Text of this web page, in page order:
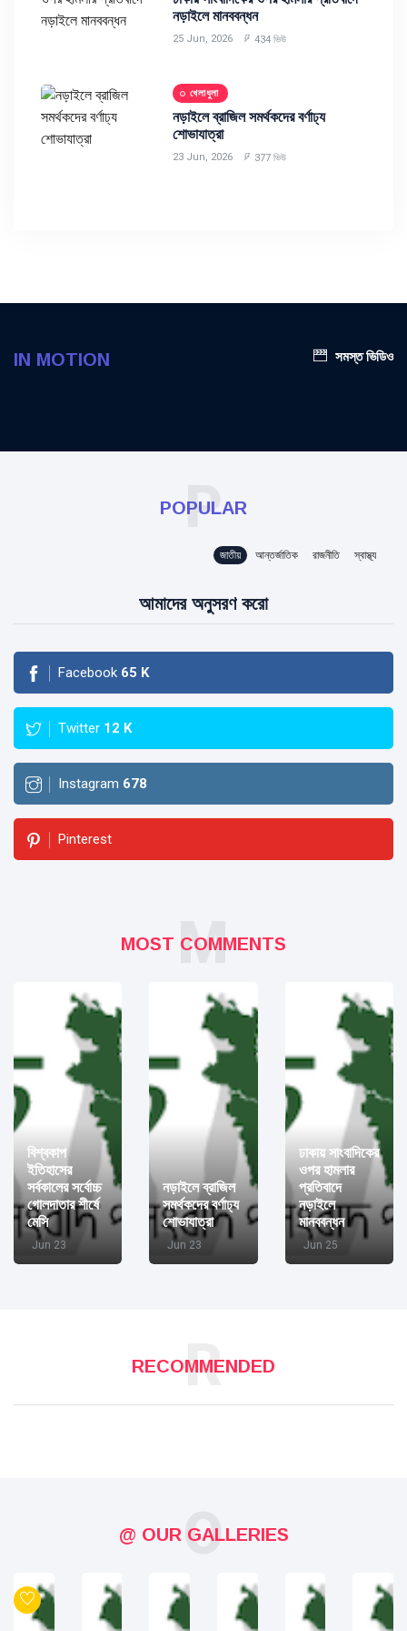
নড়াইলে মানববন্ধন
25 Jun, 2026 434 ভিউ
খেলাধুলা
নড়াইলে ব্রাজিল সমর্থকদের বর্ণাঢ্য
শোভাযাত্রা
23 Jun, 2026 377 ভিউ
IN MOTION সমস্ত ভিডিও
POPULAR
P
জাতীয় আন্তর্জাতিক রাজনীতি স্বাস্থ্য
আমাদের অনুসরণ করো
Facebook 65 K
Twitter 12 K
Instagram 678
Pinterest
MOST COMMENTS
M
বিশ্বকাপ
ইতিহাসের
সর্বকালের সর্বোচ্চ
গোলদাতার শীর্ষে
মেসি
Jun 23
নড়াইলে ব্রাজিল
সমর্থকদের বর্ণাঢ্য
শোভাযাত্রা
Jun 23
ঢাকায় সাংবাদিকের
ওপর হামলার
প্রতিবাদে
নড়াইলে
মানববন্ধন
Jun 25
RECOMMENDED
R
@ OUR GALLERIES
O